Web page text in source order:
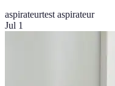
aspirateurtest aspirateur
Jul 1